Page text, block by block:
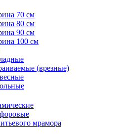
70 см
80 см
90 см
100 см
(врезные)
мрамора